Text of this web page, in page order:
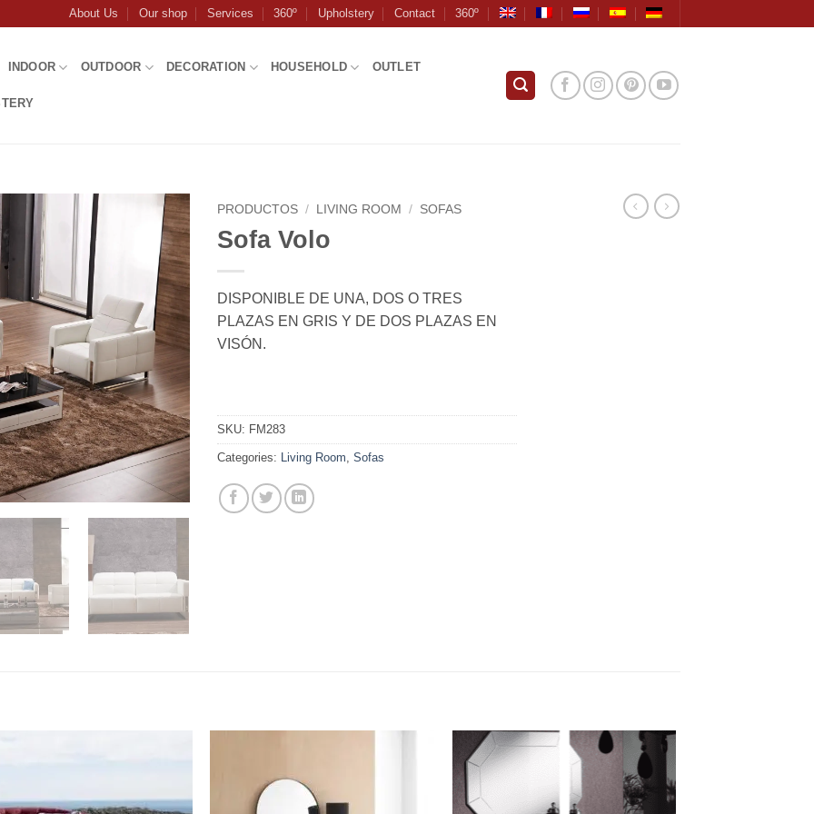
About Us Our shop Services 360º Upholstery Contact 360º
INDOOR OUTDOOR DECORATION HOUSEHOLD OUTLET
PRODUCTOS / LIVING ROOM / SOFAS
Sofa Volo
DISPONIBLE DE UNA, DOS O TRES
PLAZAS EN GRIS Y DE DOS PLAZAS EN
VISÓN.
SKU: FM283
Categories: Living Room, Sofas